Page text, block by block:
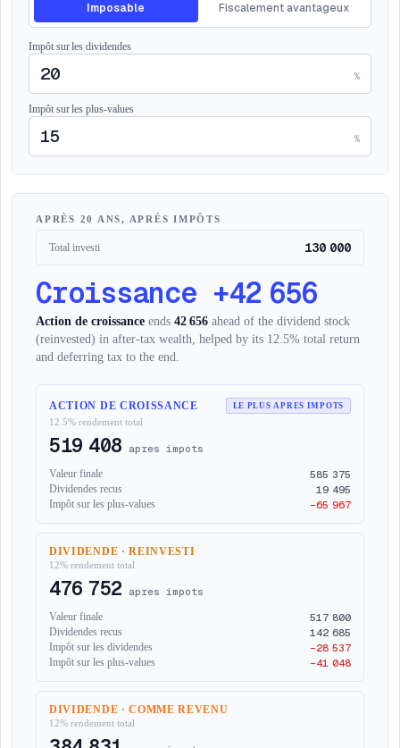
Imposable Fiscalement avantageux
Impôt sur les dividendes
%
Impôt sur les plus-values
%
APRÈS 20 ANS, APRÈS IMPÔTS
Total investi 130 000
Croissance +42 656
Action de croissance ends 42 656 ahead of the dividend stock
(reinvested) in after-tax wealth, helped by its 12.5% total return
and deferring tax to the end.
ACTION DE CROISSANCE LE PLUS APRES IMPOTS
12.5% rendement total
519 408 apres impots
Valeur finale 585 375
Dividendes recus 19 495
Impôt sur les plus-values −65 967
DIVIDENDE · REINVESTI
12% rendement total
476 752 apres impots
Valeur finale 517 800
Dividendes recus 142 685
Impôt sur les dividendes −28 537
Impôt sur les plus-values −41 048
DIVIDENDE · COMME REVENU
12% rendement total